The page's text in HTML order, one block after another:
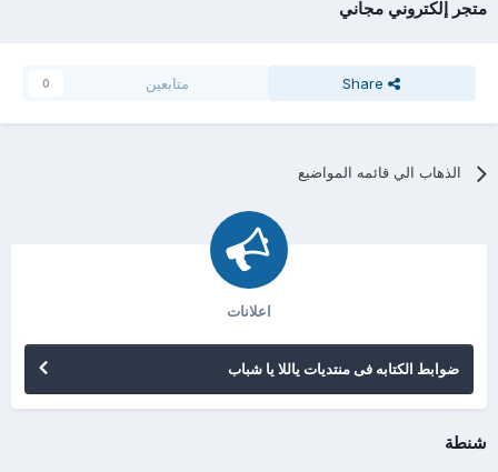
متجر إلكتروني مجاني
Share متابعين 0
الذهاب الي قائمه المواضيع
اعلانات
ضوابط الكتابه فى منتديات ياللا يا شباب
شنطة